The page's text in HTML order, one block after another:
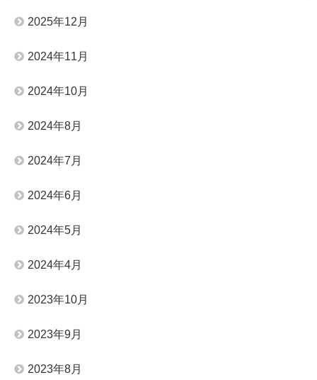
2025年12月
2024年11月
2024年10月
2024年8月
2024年7月
2024年6月
2024年5月
2024年4月
2023年10月
2023年9月
2023年8月